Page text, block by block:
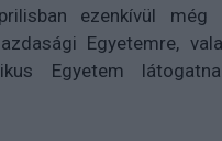
ezenkívül
Egyetemre,
Egyetem